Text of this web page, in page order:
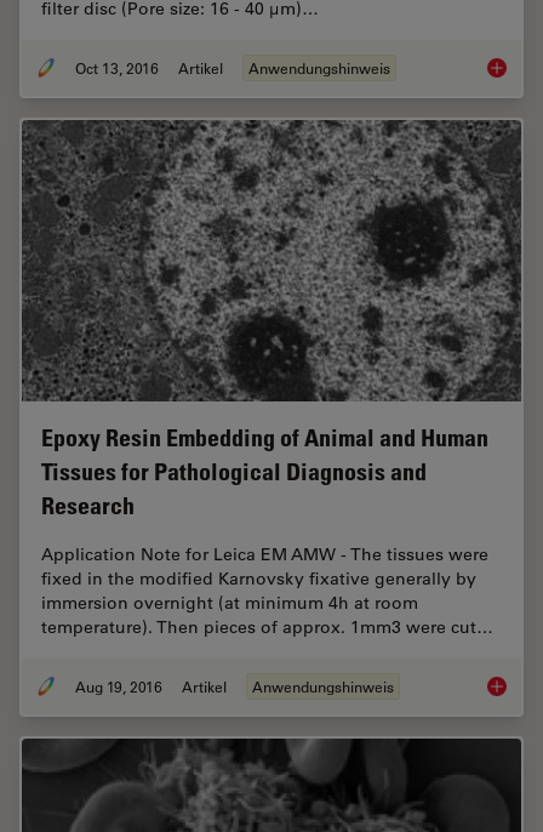
filter disc (Pore size: 16 - 40 μm)…
Oct 13, 2016 Artikel Anwendungshinweis
Epoxy Resin Embedding of Animal and Human
Tissues for Pathological Diagnosis and
Research
Application Note for Leica EM AMW - The tissues were
fixed in the modified Karnovsky fixative generally by
immersion overnight (at minimum 4h at room
temperature). Then pieces of approx. 1mm3 were cut…
Aug 19, 2016 Artikel Anwendungshinweis Epoxy